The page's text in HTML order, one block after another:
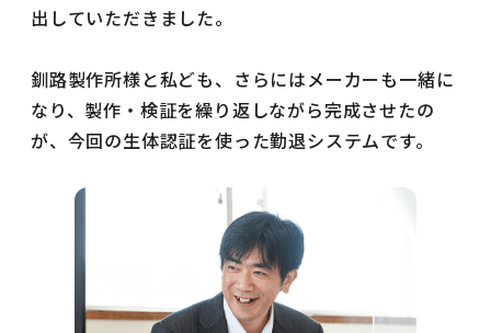
出していただきました。
釧路製作所様と私ども、さらにはメーカーも一緒に
なり、製作・検証を繰り返しながら完成させたの
が、今回の生体認証を使った勤退システムです。